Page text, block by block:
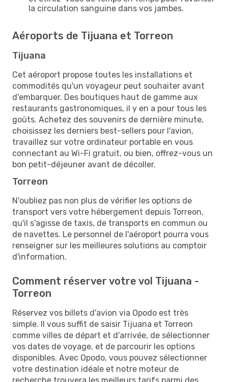
la circulation sanguine dans vos jambes.
Aéroports de Tijuana et Torreon
Tijuana
Cet aéroport propose toutes les installations et
commodités qu'un voyageur peut souhaiter avant
d'embarquer. Des boutiques haut de gamme aux
restaurants gastronomiques, il y en a pour tous les
goûts. Achetez des souvenirs de dernière minute,
choisissez les derniers best-sellers pour l'avion,
travaillez sur votre ordinateur portable en vous
connectant au Wi-Fi gratuit, ou bien, offrez-vous un
bon petit-déjeuner avant de décoller.
Torreon
N'oubliez pas non plus de vérifier les options de
transport vers votre hébergement depuis Torreon,
qu'il s'agisse de taxis, de transports en commun ou
de navettes. Le personnel de l'aéroport pourra vous
renseigner sur les meilleures solutions au comptoir
d'information.
Comment réserver votre vol Tijuana -
Torreon
Réservez vos billets d'avion via Opodo est très
simple. Il vous suffit de saisir Tijuana et Torreon
comme villes de départ et d'arrivée, de sélectionner
vos dates de voyage, et de parcourir les options
disponibles. Avec Opodo, vous pouvez sélectionner
votre destination idéale et notre moteur de